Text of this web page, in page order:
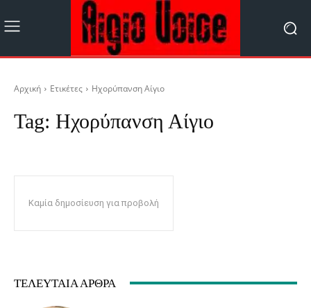
Αρχική Ετικέτες Ηχορύπανση Αίγιο
Tag: Ηχορύπανση Αίγιο
Καμία δημοσίευση για προβολή
ΤΕΛΕΥΤΑΊΑ ΆΡΘΡΑ